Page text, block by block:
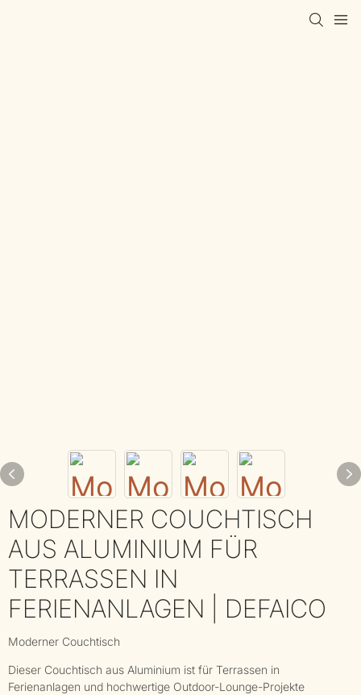
MODERNER COUCHTISCH
AUS ALUMINIUM FÜR
TERRASSEN IN
FERIENANLAGEN | DEFAICO
Moderner Couchtisch
Dieser Couchtisch aus Aluminium ist für Terrassen in
Ferienanlagen und hochwertige Outdoor-Lounge-Projekte